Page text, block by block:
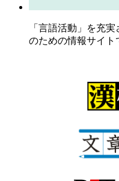
「言語活動」を充
のための情報サイト